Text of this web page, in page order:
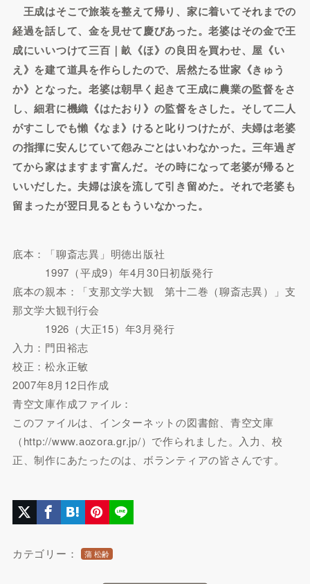
王成はそこで旅装を整えて帰り、家に着いてそれまでの
経過を話して、金を見せて慶びあった。老婆はその金で王
成にいいつけて三百｜畝《ほ》の良田を買わせ、屋《い
え》を建て道具を作らしたので、居然たる世家《きゅう
か》となった。老婆は朝早く起きて王成に農業の監督をさ
し、細君に機織《はたおり》の監督をさした。そして二人
がすこしでも懶《なま》けると叱りつけたが、夫婦は老婆
の指揮に安んじていて怨みごとはいわなかった。三年過ぎ
てから家はますます富んだ。その時になって老婆が帰ると
いいだした。夫婦は涙を流して引き留めた。それで老婆も
留まったが翌日見るともういなかった。
底本：「聊斎志異」明徳出版社
1997（平成9）年4月30日初版発行
底本の親本：「支那文学大観 第十二巻（聊斎志異）」支
那文学大観刊行会
1926（大正15）年3月発行
入力：門田裕志
校正：松永正敏
2007年8月12日作成
青空文庫作成ファイル：
このファイルは、インターネットの図書館、青空文庫
（http://www.aozora.gr.jp/）で作られました。入力、校
正、制作にあたったのは、ボランティアの皆さんです。
カテゴリー： 蒲 松齢